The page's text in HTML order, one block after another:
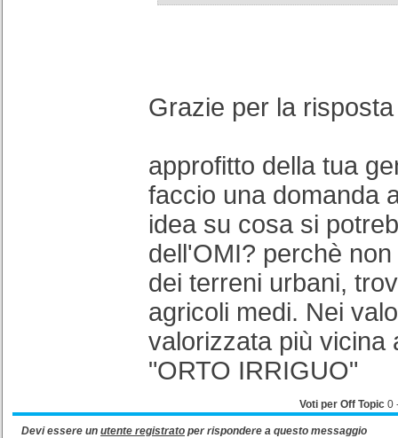
Grazie per la
approfitto della tua
faccio una domanda
idea su cosa si
dell'OMI? perchè
dei terreni urbani,
agricoli medi. Nei
valorizzata più vicina
"ORTO IRRIGUO"
Voti per Off Topic 0
Devi essere un utente registrato per rispondere a questo messaggio